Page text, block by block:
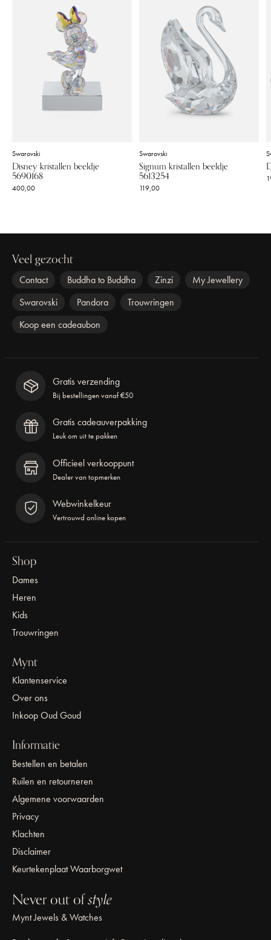
Swarovski
Disney kristallen beeldje
5690168
400,00
Swarovski
Signum kristallen beeldje
5613254
119,00
Veel gezocht
Contact Buddha to Buddha Zinzi
My Jewellery
Swarovski
Pandora
Trouwringen
Koop een cadeaubon
Gratis verzending
Bij bestellingen vanaf €50
Gratis cadeauverpakking
Leuk om uit te pakken
Officieel verkooppunt
Dealer van topmerken
Webwinkelkeur
Vertrouwd online kopen
Shop
Dames
Heren
Kids
Trouwringen
Mynt
Klantenservice
Over ons
Inkoop Oud Goud
Informatie
Bestellen en betalen
Ruilen en retourneren
Algemene voorwaarden
Privacy
Klachten
Disclaimer
Keurtekenplaat Waarborgwet
Never out ofstyle
Mynt Jewels & Watches